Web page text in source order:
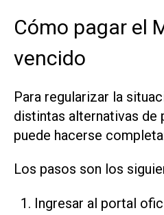
Cómo pagar el
vencido
Para regularizar la
distintas alternativas de
puede hacerse
Los pasos son los
Ingresar al portal